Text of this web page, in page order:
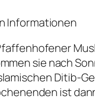
Informationen
sie nach
Ditib-
ist